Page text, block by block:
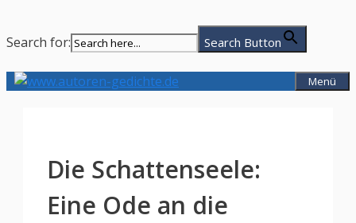
Search for: Search Button
Zum
Menü
Die Schattenseele:
Eine Ode an die